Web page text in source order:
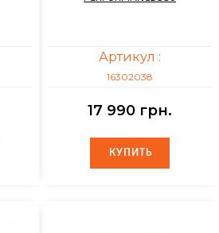
Артикул :
16302038
17 990 грн.
КУПИТЬ
КУПИТЬ